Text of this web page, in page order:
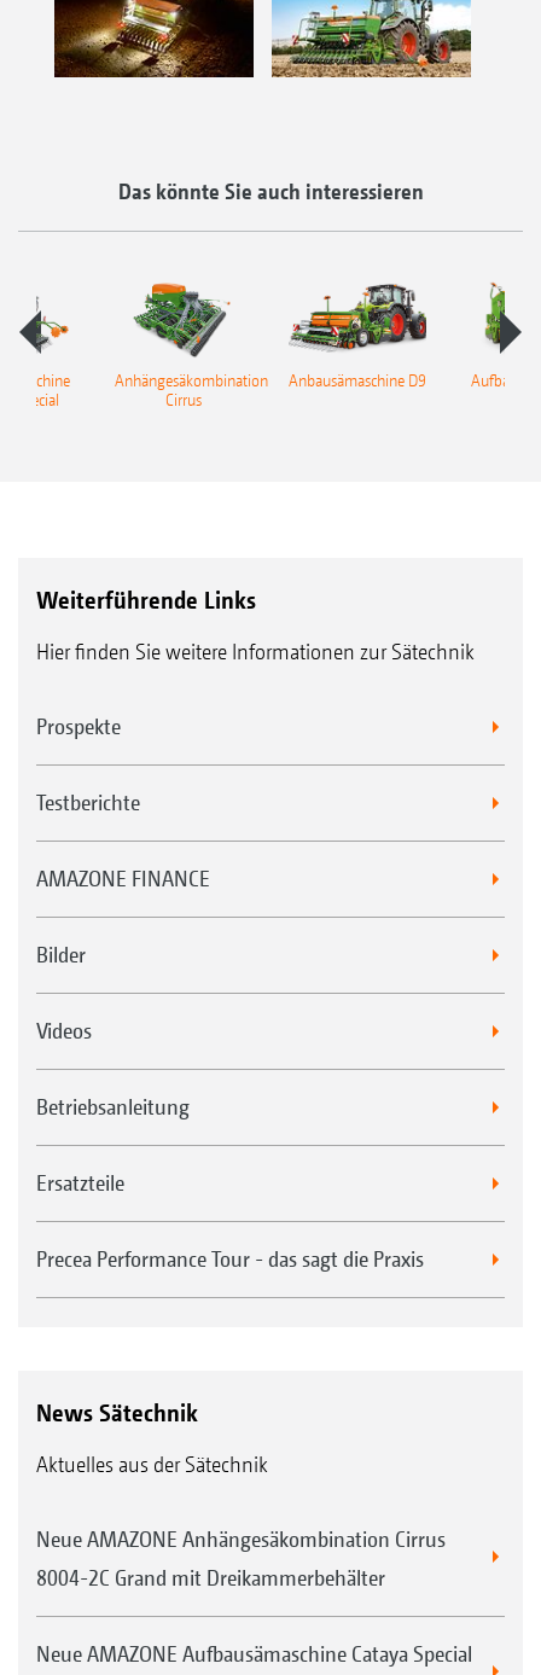
Das könnte Sie auch interessieren
Special
Anhängesäkombination
Cirrus
Anbausämaschine D9
Weiterführende Links
Hier finden Sie weitere Informationen zur Sätechnik
Prospekte
Testberichte
AMAZONE FINANCE
Bilder
Videos
Betriebsanleitung
Ersatzteile
Precea Performance Tour - das sagt die Praxis
News Sätechnik
Aktuelles aus der Sätechnik
Neue AMAZONE Anhängesäkombination Cirrus
8004-2C Grand mit Dreikammerbehälter
Neue AMAZONE Aufbausämaschine Cataya Special